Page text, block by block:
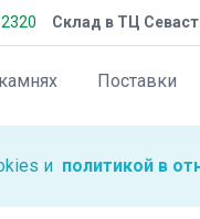
Склад в ТЦ
Поставки
и политикой в